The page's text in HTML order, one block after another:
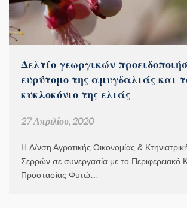
Δελτίο γεωργικών
ευρύτομο της αμυγδαλιάς και
κυκλοκόνιο της ελιάς
27 Απριλίου, 2020
H Δ/νση Αγροτικής Οικονομίας &
Σερρών σε συνεργασία με το Περιφερειακό
Προστασίας Φυτώ…